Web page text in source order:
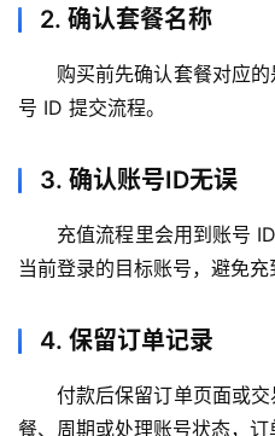
用
管
2. 确认套餐名称
购买前先确认套餐对应
号 ID 提交流程。
3. 确认账号ID无误
充值流程里会用到账号
当前登录的目标账号，避免充
4. 保留订单记录
付款后保留订单页面或
餐、周期或处理账号状态，订